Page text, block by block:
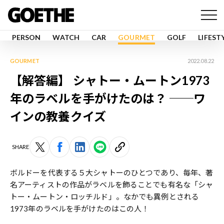
PERSON WATCH CAR GOURMET GOLF
GOURMET 2022.08.22
【解答編】 シャトー・ムートン1973
年のラベルを手がけたのは？ ──ワ
インの教養クイズ
SHARE
ボルドーを代表する５大シャトーのひとつであり、毎年、著
名アーティストの作品がラベルを飾ることでも有名な「シャ
トー・ムートン・ロッチルド」。なかでも異例とされる
1973年のラベルを手がけたのはこの人！